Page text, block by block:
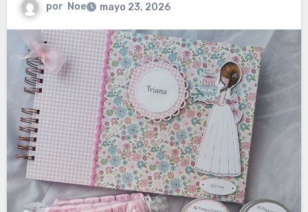
por Noe mayo 23, 2026